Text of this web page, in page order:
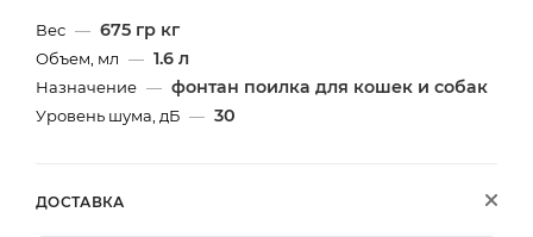
Вес — 675 гр кг
Объем, мл — 1.6 л
Назначение — фонтан поилка для кошек и собак
Уровень шума, дБ — 30
ДОСТАВКА